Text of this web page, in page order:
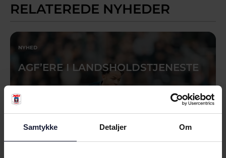
Samtykke Detaljer Om
RELATEREDE NYHEDER
NYHED
AGF’ERE I LANDSHOLDSTJENESTE